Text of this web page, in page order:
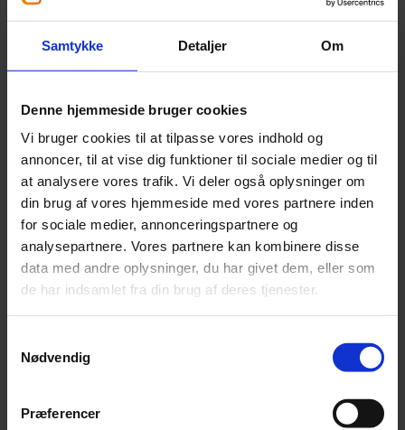
Samtykke Detaljer Om
Denne hjemmeside bruger cookies
Vi bruger cookies til at tilpasse vores indhold og
annoncer, til at vise dig funktioner til sociale medier og til
at analysere vores trafik. Vi deler også oplysninger om
din brug af vores hjemmeside med vores partnere inden
for sociale medier, annonceringspartnere og
analysepartnere. Vores partnere kan kombinere disse
data med andre oplysninger, du har givet dem, eller som
de har indsamlet fra din brug af deres tjenester.
Nødvendig
Præferencer
I dagens løb indsamlede Beierholms medarbejdere hele
99.000 kroner på landsplan, fordelt på 42 kontorer. Et
rekordstort beløb, som blev matchet af virksomheden,
kroner til Børnecancerfondens arbejde med at støtte
børn med kræft og deres familier.
Om Beierholm
Efter en årrække med stor ekspansion er Beierholm
med nu 2.000 medarbejdere fordelt på mere end 42
kontorer over hele landet i dag en af Danmarks førende
centrale kompetencecentre og lokale afdelinger har
virksomheder i hele Danmark. Beierholm har de seneste